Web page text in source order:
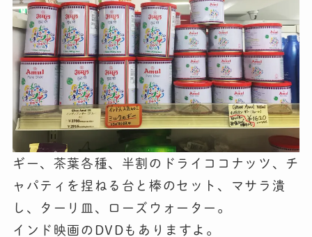
ギー、茶葉各種、半割のドライココナッツ、チ
ャパティを捏ねる台と棒のセット、マサラ潰
し、ターリ皿、ローズウォーター。
インド映画のDVDもありますよ。